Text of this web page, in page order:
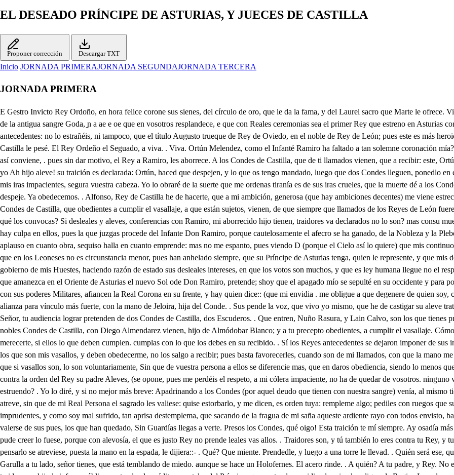
EL DESEADO PRÍNCIPE DE ASTURIAS, Y JUECES DE CASTILLA
Proponer corrección Descargar TXT
Inicio JORNADA PRIMERAJORNADA SEGUNDAJORNADA TERCERA
JORNADA PRIMERA
E Gestro Invicto Rey Ordoño, en hora felice corone sus sienes, del círculo de oro, que le da la fama, y del Laurel sacro que Marte le ofrece. Viva nuestro gran Monarca. Invencibles Asturianos, ilustre clara progenie de la antigua sangre Goda, ̱n a ae e oe que en vosotros resplandece, e que con Reales ceremonias sea el primer Rey que estreno en Asturias coronarme con aplauso tan solemne, no habiéndolo ejecutado sus Reyes antecedentes: no lo estrañéis, ni tampoco, que el título Augusto trueque de Rey de Oviedo, en el noble de Rey de León; pues este es más heroico blasón, a quien Real León ofrece dilatar aqueste Reino aunque a Castilla le pesé. El Rey Ordeño el Seguado, a viva. . Viva. Ortún Melendez, como el Infanté Ramiro ha faltado a tan solemne coronación mía? . Señor, sin duda algún accidente en su salud lo ha causado: discuparle así conviene, . pues sin dar motivo, el Rey a Ramiro, les aborrece. A los Condes de Castilla, que de ti llamados vienen, que a recibir: este, Ortún, su accidente es y a los Reyes no sé miense. Vuestra Alteza vea, que yo Ah hijo aleve! su traición es declarada: Ortún, haced que despejen, y lo que os tengo mandado, luego que dos Condes lleguen, ponedlo en ejecución; y advertid, que sí te pierde por vos, la ocasión, no está de mis iras impacientes, segura vuestra cabeza. Yo lo obraré de la suerte que me ordenas tiranía es de sus iras crueles, que la muerte dé a los Condes de Castilla: obedecerle es forzoso; Caballeros, el Rey manda se despeje. Ya obedecemos. . Alfonso, Rey de Castilla he de hacerte, que a mi ambición, generosa (que hay ambiciones decentes) me viene estrecho el laurel, que el Reino de León me ofrece. Aguardando es toy los Condes de Castilla, que obedientes a cumplir el vasallaje, a que están sujetos, vienen, de que siempre que llamados de los Reyes de León fueren, deben venir a las Cortes. ̱. El intento no comprende s, mi juicio; a qué los convocas? Si desleales y aleves, conferencias con Ramiro, mi aborrecido hijo tienen, traidores va declarados no lo son? mas consu muerte daré castigo a su culpa, y honor a Castilla. . Advierte, señor, que no hay culpa en ellos, pues la que juzgas procede del Infante Don Ramiro, porque cautelosamente el afecro se ha ganado, de la Nobleza y la Plebe de León, con tanto extremo, ̱i que sin que de mí se acuerden, halla aplauso en cuanto obra, sequiso halla en cuanto emprende: mas no me espanto, pues viendo D (porque el Cielo así lo quiere) que mis continuos achaques tan sila salud me tienen, ni esperanza de lograr succesión, que en los Leoneses no es circunstancia menor, pues han anhelado siempre, que su Príncipe de Asturias tenga, quien le represente, y que mis débiles fuerzas me hacen insuficiente, al polvo de la Campaña, y al gobierno de mis Huestes, haciendo razón de estado sus desleales intereses, en que los votos son muchos, y que es ley humana llegue no el resplandeciente Sol de tu vida (que prospere a el Cielos etena) a su ocaso, que amanezca en el Oriente de Asturias el nuevo Sol ode Don Ramiro, pretende; shoy que el apagado mío se sepulté en su occidente y para poder lograrlo amejor, hizo confidentes a los Condes de Castilla, para que con sus poderes Militares, afiancen la Real Corona en su frente, y hay quien dice:: (que mi envidia . me obligue a que degenere de quien soy, contra mi sangre.) Qué es lo que dicen? Que tiene con ellos hecha alianza para vínculo más fuerte, con la mano de Jeloira, hija del Conde. . Sus pende la voz, que vivo yo mismo, que he de castigar su aleve trato en los Condes; y en él, sin que el enojo me temple, el paterno amor. Señor, tu audiencia lograr pretenden de dos Condes de Castilla, dos Escuderos. . Que entren, Nuño Rasura, y Lain Calvo, son los que tienes presentes. Invicto Ordoño el segundo, Rey de Asturias, los más fieles nobles Condes de Castilla, con Diego Almendarez vienen, hijo de Almódobar Blanco; y a tu precepto obedientes, a cumplir el vasallaje. Cómo no llegan? Te advierten, que han llegado. Para qué? Señor, para merecerte, si ellos lo que deben cumplen. cumplas con lo que los debes en su recibido. . Sí los Reyes antecedentes se dejaron imponer de sus inferiores Leyes; yo que por Rey de León me he coronado las sienes, a los que son mis vasallos, y deben obedecerme, no los salgo a recibir; pues basta favorecerles, cuando son de mi llamados, con que la mano me besen, Señor, vuestra Alteza advierta, son los Condes sus parientes. Y que si vasallos son, lo son voluntariamente, Sin que de vuestra persona a ellos se diferencie mas, que en daros obediencia, siendo lo menos que tienen. Cómo de esta suerte habláis? Hola: Matadle o prendedle, pues contra la orden del Rey su padre Aleves, (se opone, pues me perdéis el respeto, a mi cólera impaciente, no ha de quedar de vosotros. ninguno vivo. 1. Ofenderle no podemos, de su saña huyamos. . Quién causa este estruendo? . Yo lo diré, y si no mejor más breve: Apadrinando a los Condes (por aquel deudo que tienen con nuestra sangre) venía, al mismo tiempo que aquese villano Escuadrón de Guardías a aprisionarlos se atreve, sin que de mi Real Persona el sagrado les valiese: quise estorbarlo, y me dicen, es orden tuya: rempleme algo; pediles con ruegos que sus personas me entreguen, en tanto que yo te hablaba: no quisieron imprudentes, y como soy mal sufrido, tan aprisa destemplema, que sacando de la fragua de mi saña aqueste ardiente rayo con todos envisto, baño las calles de gente, a aqueste hiero, a erte mato; y es cierto, que a no valerse de sus pues, los que han quedado, Sin Guardías llegas a verte. Presos los Condes, qué oigo! Esta traición te mí siempre. Ay osadía más grande! no te dijeron, aleve, que era orden mía? Es verdad, mas no pude creer lo fuese, porque con alevosía, el que es justo Rey no prende leales vas allos. . Traidores son, y tú también lo eres contra tu Rey, y tu padre. Viven los Orbes Celestes, que a no serlo, y otro alguno a pensarlo se atreviese, puesta la mano en la espada, le dijiera::- . Qué? Que miente. Prendedle, y luego a una torre le llevad. . Quién será ese, que esté tan mal con su vida, que por esta punta se entre? Y por esotra: a Garulla a tu lado, señor tienes, que está temblando de miedo. aunque se hace un Holofernes. El acero rinde. . A quién? A tu padre, y Rey. No eres, ni mi padre, ni mi Rey; pues ser mi padre no puede, quien de traidor a su hijo le infama públicamente, dando crédito a cautelas del Príncipe, que pretende, envidiando mi valor, digno de Regios Laureles, ser segundo Caín, pues quitarme la vida quiere; y así